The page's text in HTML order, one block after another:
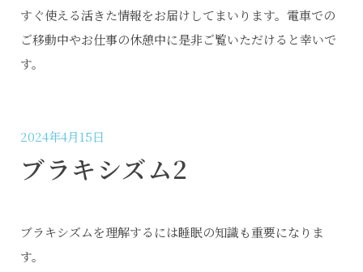
すぐ使える活きた情報をお届けしてまいります。電車での
ご移動中やお仕事の休憩中に是非ご覧いただけると幸いで
す。
2024年4月15日
ブラキシズム2
ブラキシズムを理解するには睡眠の知識も重要になりま
す。